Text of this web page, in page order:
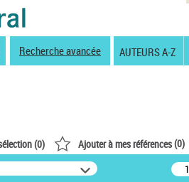
Recherche avancée AUTEURS A-Z
(0) Ajouter à mes références(0)